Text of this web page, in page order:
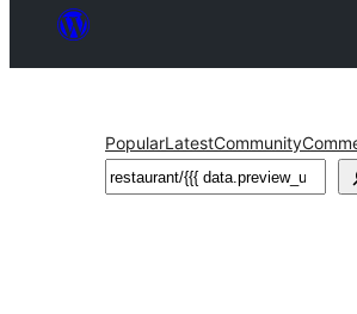
PopularLatestCommunity
Etsi